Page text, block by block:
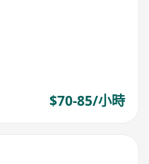
$70-85/小時